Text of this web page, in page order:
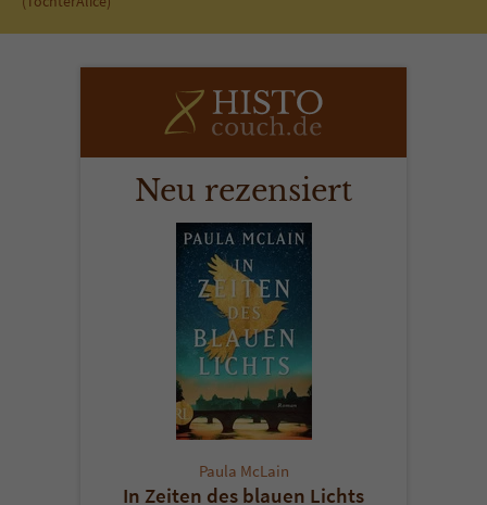
Neu rezensiert
Paula McLain
In Zeiten des blauen Lichts